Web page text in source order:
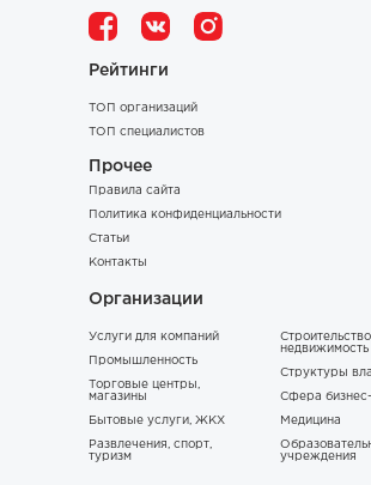
Рейтинги
ТОП организаций
ТОП специалистов
Прочее
Правила сайта
Политика конфиденциальности
Статьи
Контакты
Организации
Услуги для компаний
Промышленность
Торговые центры,
магазины
Бытовые услуги, ЖКХ
Развлечения, спорт,
туризм
недвижимость
Структуры
Сфера
Медицина
учреждения